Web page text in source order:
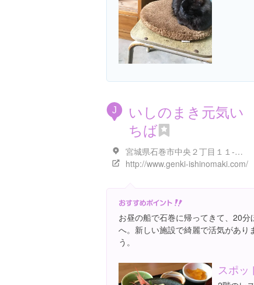
J
いしのまき元気い
ちば
宮城県石巻市中央２丁目１１-１１
http://www.genki-ishinomaki.com/
お昼の船で石巻に帰ってきて、20
へ。新しい施設で綺麗で活気があり
う。
スポッ